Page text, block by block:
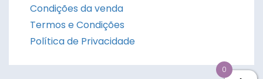
Condições da venda
Termos e Condições
Política de Privacidade
0